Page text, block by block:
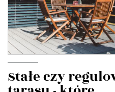
Stałe czy